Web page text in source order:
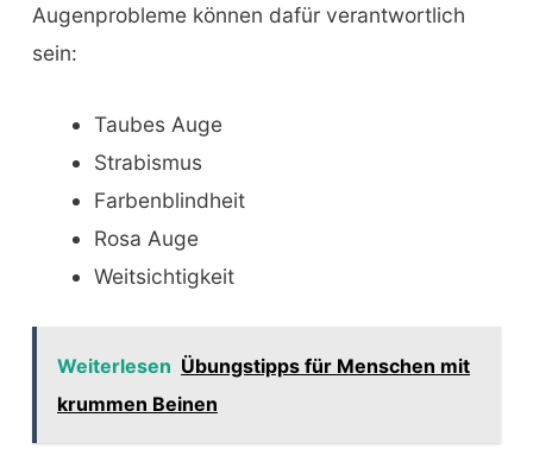
Augenprobleme können dafür verantwortlich
sein:
Taubes Auge
Strabismus
Farbenblindheit
Rosa Auge
Weitsichtigkeit
Weiterlesen Übungstipps für Menschen mit
krummen Beinen